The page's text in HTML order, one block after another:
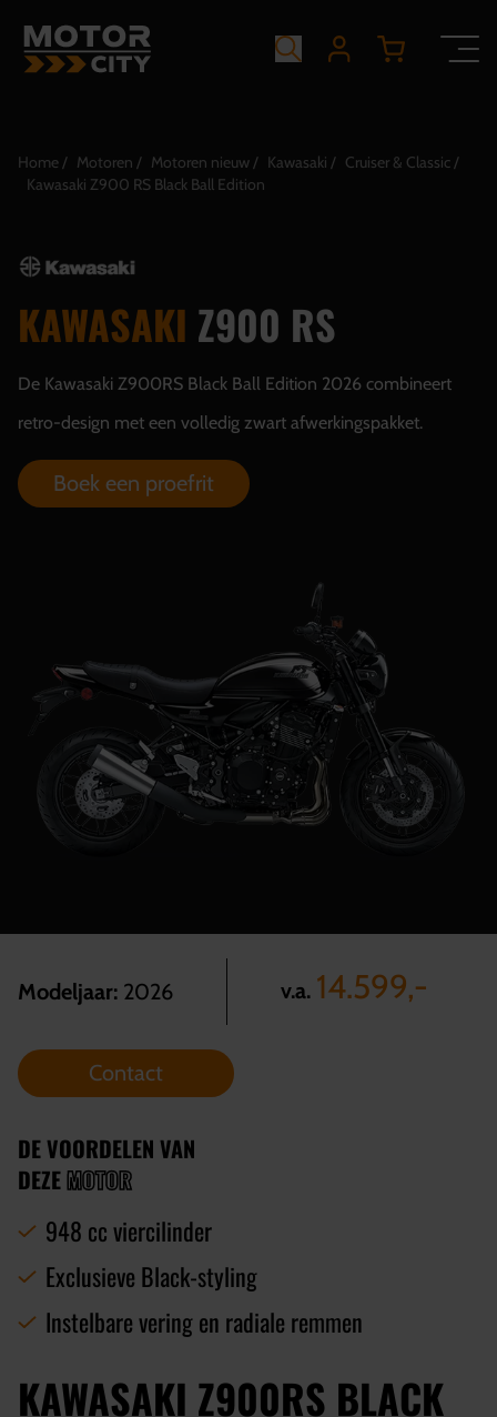
Home Motoren Motoren nieuw Kawasaki
Cruiser & Classic
Kawasaki Z900 RS Black Ball Edition
KAWASAKI Z900 RS
De Kawasaki Z900RS Black Ball Edition 2026 combineert
retro-design met een volledig zwart afwerkingspakket.
Boek een proefrit
Modeljaar: 2026 v.a. 14.599,-
Contact
DE VOORDELEN VAN
DEZEMOTOR
948 cc viercilinder
Exclusieve Black-styling
Instelbare vering en radiale remmen
KAWASAKI Z900RS BLACK